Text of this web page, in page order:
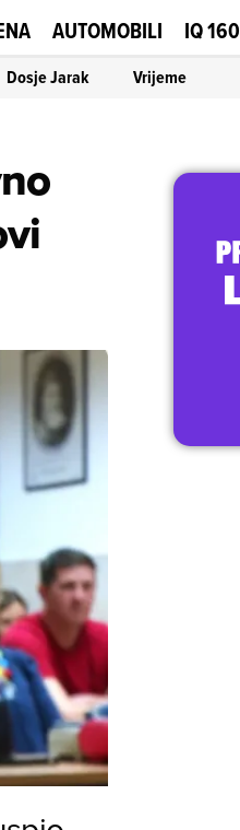
AUTOMOBILI IQ 160
Dosje Jarak Vrijeme